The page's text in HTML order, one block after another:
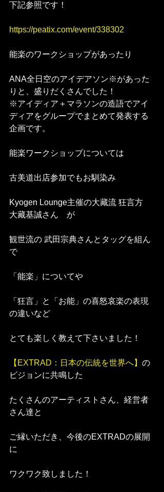
下記参照です！
https://peatix.com/event/338302
能楽のワークショップがあったり
ANA全日空のアイデアソン※があった
りと、盛りだくさんでした！
※アイディア＋マラソンの造語でアイ
ディアをグループでまとめて発表する
企画です。
能楽ワークショップについては
古美道出店参加でもお馴染み
Kyogen Lounge主催の大藏流 狂言方
大藏基誠さん　が
観世流の 武田宗典さんとタッグを組ん
で
「能楽」についてや
「狂言」と「お能」の喜怒哀楽の表現
の違いなど
とても楽しく教えて下さいました！
【EXTRAD：日本の伝統を世界へ】 の
ビジョンに共鳴した
たくさんのアーティストさん、経営者
さん達と
ご縁いただき、今後のEXTRADの展開
に
ワクワク致しました！